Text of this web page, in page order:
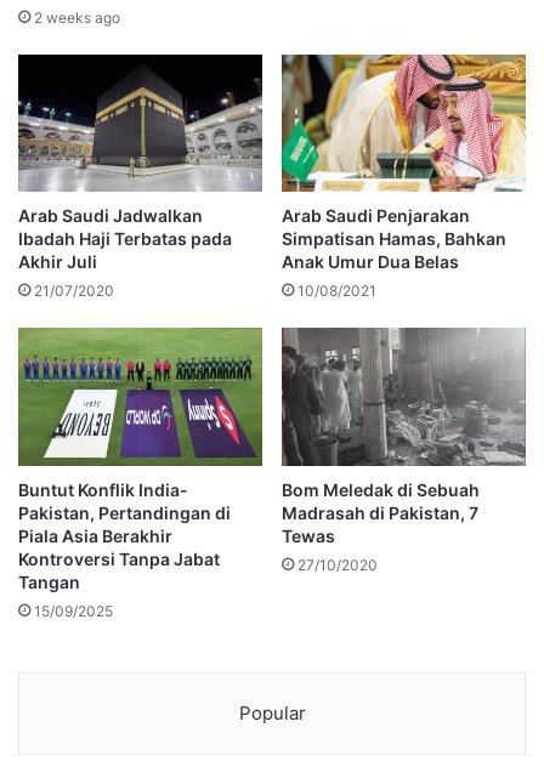
2 weeks ago
Arab Saudi Jadwalkan
Ibadah Haji Terbatas pada
Akhir Juli
21/07/2020
Arab Saudi Penjarakan
Simpatisan Hamas, Bahkan
Anak Umur Dua Belas
10/08/2021
Buntut Konflik India-
Pakistan, Pertandingan di
Piala Asia Berakhir
Kontroversi Tanpa Jabat
Tangan
15/09/2025
Bom Meledak di Sebuah
Madrasah di Pakistan, 7
Tewas
27/10/2020
Popular